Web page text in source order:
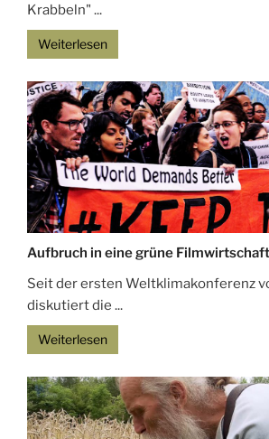
Krabbeln" ...
Weiterlesen
Aufbruch in eine grüne Filmwirtschaft
Seit der ersten Weltklimakonferenz
diskutiert die ...
Weiterlesen